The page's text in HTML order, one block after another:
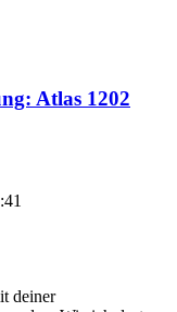
Atlas 1202
deiner